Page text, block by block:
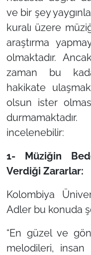
ve bir şey
kuralı üzere
araştırma
olmaktadır.
zaman bu
hakikate
olsun ister
incelenebilir:
1- Müziğin
Verdiği Zararlar:
Kolombiya
Adler bu konuda
“En güzel ve
melodileri, insan